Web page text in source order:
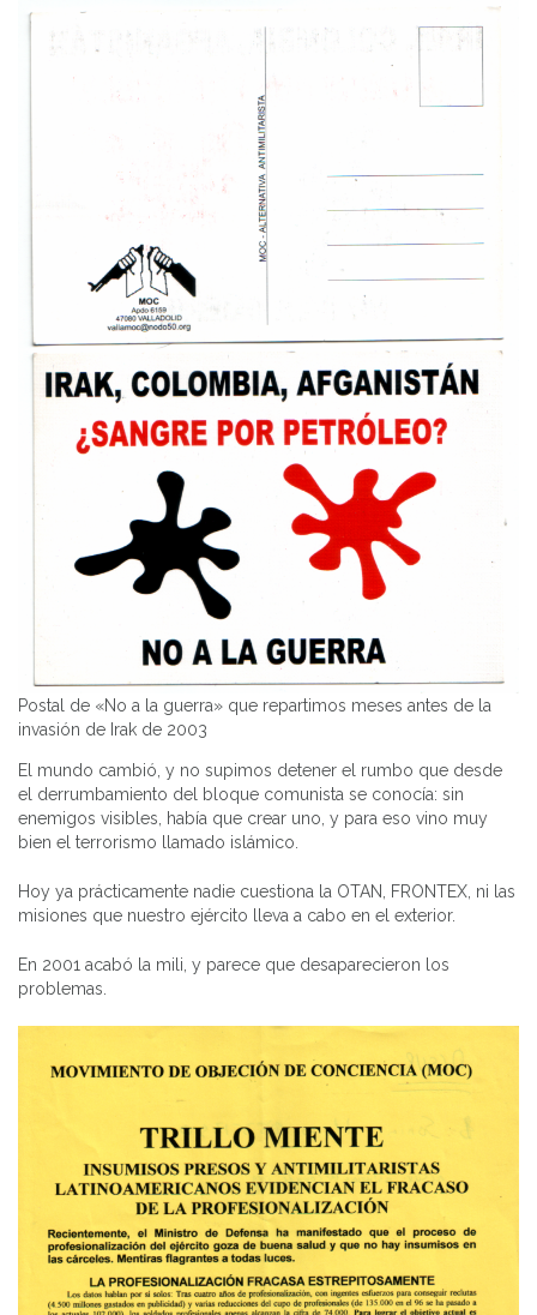
Postal de «No a la guerra» que repartimos meses antes de la
invasión de Irak de 2003
El mundo cambió, y no supimos detener el rumbo que desde
el derrumbamiento del bloque comunista se conocía: sin
enemigos visibles, había que crear uno, y para eso vino muy
bien el terrorismo llamado islámico.
Hoy ya prácticamente nadie cuestiona la OTAN, FRONTEX, ni las
misiones que nuestro ejército lleva a cabo en el exterior.
En 2001 acabó la mili, y parece que desaparecieron los
problemas.